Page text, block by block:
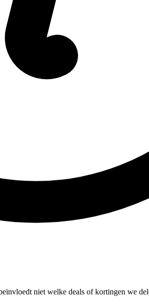
niet welke deals of kortingen we